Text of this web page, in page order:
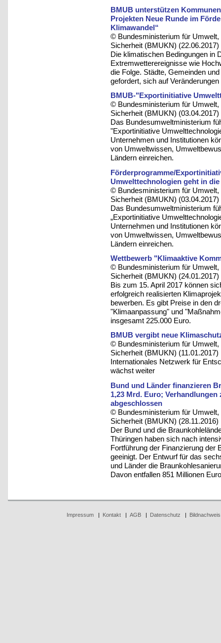
BMUB unterstützen
Projekten Neue Runde im
Klimawandel“
© Bundesministerium für
Sicherheit (BMUKN) (22.06.2017)
Die klimatischen Bedingungen in
Extremwetterereignisse wie
die Folge. Städte, Gemeinden
gefordert, sich auf
BMUB-"Exportinitiative
© Bundesministerium für
Sicherheit (BMUKN) (03.04.2017)
Das Bundesumweltministerium
"Exportinitiative
Unternehmen und Institutionen
von Umweltwissen,
Ländern einreichen.
Förderprogramme/
Umwelttechnologien geht in
© Bundesministerium für
Sicherheit (BMUKN) (03.04.2017)
Das Bundesumweltministerium
„Exportinitiative
Unternehmen und Institutionen
von Umweltwissen,
Ländern einreichen.
Wettbewerb "Klimaaktive
© Bundesministerium für
Sicherheit (BMUKN) (24.01.2017)
Bis zum 15. April 2017 können
erfolgreich realisierten
bewerben. Es gibt Preise in den
"Klimaanpassung" und
insgesamt 225.000 Euro.
BMUB vergibt neue
© Bundesministerium für
Sicherheit (BMUKN) (11.01.2017)
Internationales Netzwerk für
wächst weiter
Bund und Länder finanzieren
1,23 Mrd. Euro;
abgeschlossen
© Bundesministerium für
Sicherheit (BMUKN) (28.11.2016)
Der Bund und die
Thüringen haben sich nach
Fortführung der Finanzierung der
geeinigt. Der Entwurf für das
und Länder die
Davon entfallen 851 Millionen
Impressum| Kontakt| AGB| Datenschutz | Bildnachweis